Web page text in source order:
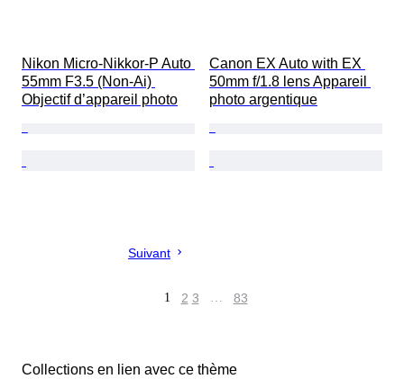
Nikon Micro-Nikkor-P Auto
55mm F3.5 (Non-Ai)
Objectif d’appareil photo
Canon EX Auto with EX
50mm f/1.8 lens Appareil
photo argentique
Suivant
1 2 3 … 83
Collections en lien avec ce thème